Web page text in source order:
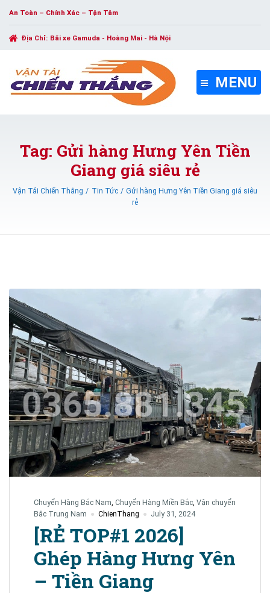
An Toàn – Chính Xác – Tận Tâm
Địa Chỉ: Bãi xe Gamuda - Hoàng Mai - Hà Nội
MENU
Tag: Gửi hàng Hưng Yên Tiền
Giang giá siêu rẻ
Vận Tải Chiến Thắng Tin Tức
Gửi hàng Hưng Yên Tiền Giang giá siêu
rẻ
Chuyển Hàng Bắc Nam, Chuyển Hàng Miền Bắc, Vận chuyển
Bắc Trung Nam
ChienThang July 31, 2024
[RẺ TOP#1 2026]
Ghép Hàng Hưng Yên
– Tiền Giang